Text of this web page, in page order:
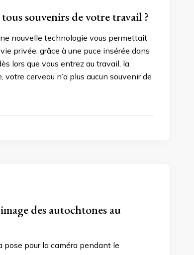
souvenirs de votre travail ?
nouvelle technologie vous permettait
privée, grâce à une puce insérée dans
lors que vous entrez au travail, la
cerveau n’a plus aucun souvenir de
des autochtones au
pour la caméra pendant le